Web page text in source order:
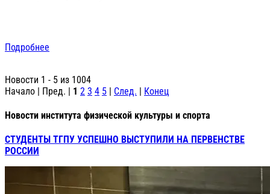
Подробнее
Новости 1 - 5 из 1004
Начало | Пред. | 1 2 3 4 5 | След. | Конец
Новости института физической культуры и спорта
СТУДЕНТЫ ТГПУ УСПЕШНО ВЫСТУПИЛИ НА ПЕРВЕНСТВЕ
РОССИИ